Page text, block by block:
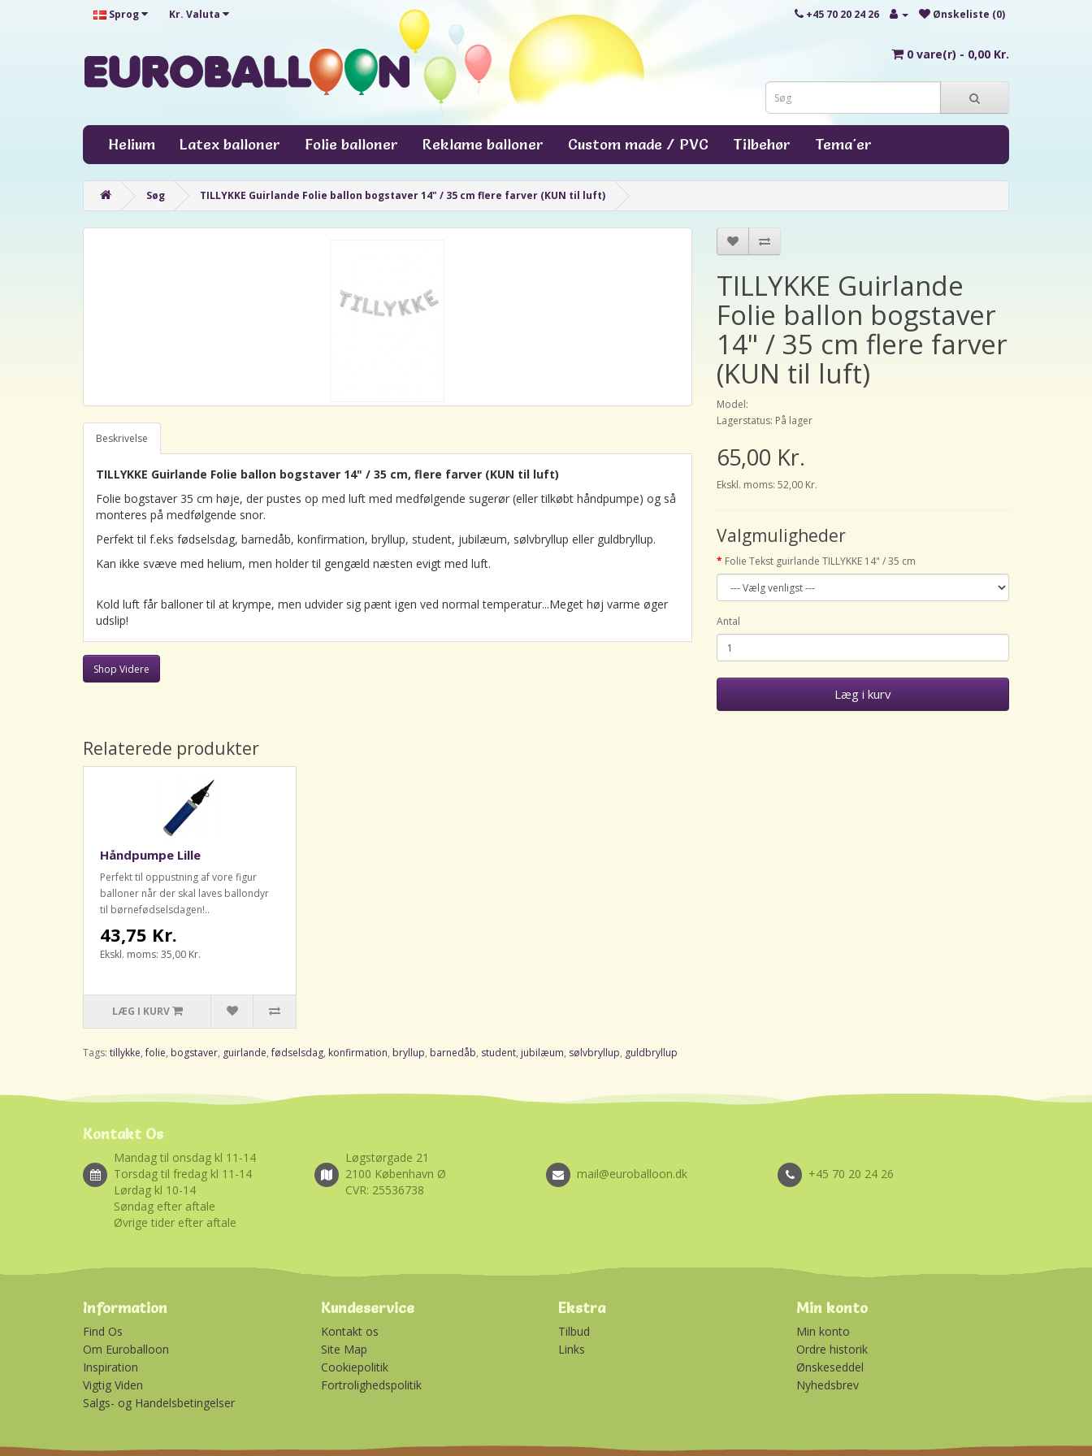
Sprog Kr. Valuta +45 70 20 24 26 Ønskeliste (0)
0 vare(r) - 0,00 Kr.
Helium Latex balloner Folie balloner Reklame balloner Custom made / PVC Tilbehør Tema'er
Søg TILLYKKE Guirlande Folie ballon bogstaver 14" / 35 cm flere farver (KUN til luft)
Beskrivelse
TILLYKKE Guirlande Folie ballon bogstaver 14" / 35 cm, flere farver (KUN til luft)
Folie bogstaver 35 cm høje, der pustes op med luft med medfølgende sugerør (eller tilkøbt håndpumpe) og så
monteres på medfølgende snor.
Perfekt til f.eks fødselsdag, barnedåb, konfirmation, bryllup, student, jubilæum, sølvbryllup eller guldbryllup.
Kan ikke svæve med helium, men holder til gengæld næsten evigt med luft.
Kold luft får balloner til at krympe, men udvider sig pænt igen ved normal temperatur...Meget høj varme øger
udslip!
Shop Videre
TILLYKKE Guirlande
Folie ballon bogstaver
14" / 35 cm flere farver
(KUN til luft)
Model:
Lagerstatus: På lager
65,00 Kr.
Ekskl. moms: 52,00 Kr.
Valgmuligheder
Folie Tekst guirlande TILLYKKE 14" / 35 cm
Antal
Læg i kurv
Relaterede produkter
Håndpumpe Lille
Perfekt til oppustning af vore figur
balloner når der skal laves ballondyr
til børnefødselsdagen!..
43,75 Kr.
Ekskl. moms: 35,00 Kr.
LÆG I KURV
Tags: tillykke,folie, bogstaver, guirlande,fødselsdag, konfirmation, bryllup, barnedåb, student, jubilæum, sølvbryllup, guldbryllup
Kontakt Os
Mandag til onsdag kl 11-14
Torsdag til fredag kl 11-14
Lørdag kl 10-14
Søndag efter aftale
Øvrige tider efter aftale
Løgstørgade 21
2100 København Ø
CVR: 25536738
mail@euroballoon.dk +45 70 20 24 26
Information
Find Os
Om Euroballoon
Inspiration
Vigtig Viden
Salgs- og Handelsbetingelser
Kundeservice
Kontakt os
Site Map
Cookiepolitik
Fortrolighedspolitik
Ekstra
Tilbud
Links
Min konto
Min konto
Ordre historik
Ønskeseddel
Nyhedsbrev